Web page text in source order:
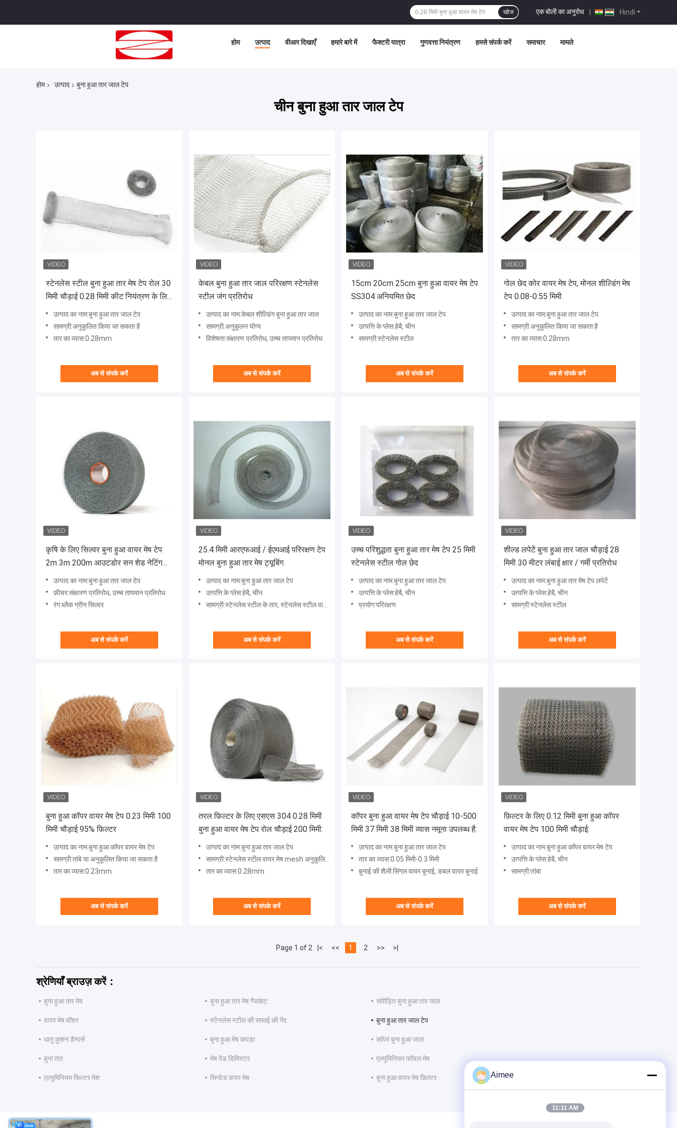
Hindi
एक बोली का अनुरोध |
खोज
होम उत्पाद वीआर दिखाएँ हमारे बारे में फैक्टरी यात्रा गुणवत्ता नियंत्रण हमसे संपर्क करें समाचार मामले
होम उत्पाद बुना हुआ तार जाल टेप
चीन बुना हुआ तार जाल टेप
स्टेनलेस स्टील बुना हुआ तार मेष टेप रोल 30
मिमी चौड़ाई 0.28 मिमी कीट नियंत्रण के लिए
उत्पाद का नाम:बुना हुआ तार जाल टेप
सामग्री:अनुकूलित किया जा सकता है
तार का व्यास:0.28mm
अब से संपर्क करें
केबल बुना हुआ तार जाल परिरक्षण स्टेनलेस
स्टील जंग प्रतिरोध
उत्पाद का नाम:केबल शील्डिंग बुना हुआ तार जाल
सामग्री:अनुकूलन योग्य
विशेषता:संक्षारण प्रतिरोध, उच्च तापमान प्रतिरोध
अब से संपर्क करें
15cm 20cm 25cm बुना हुआ वायर मेष टेप
SS304 अनियमित छेद
उत्पाद का नाम:बुना हुआ तार जाल टेप
उत्पत्ति के प्लेस:हेबै, चीन
सामग्री:स्टेनलेस स्टील
अब से संपर्क करें
गोल छेद कोर वायर मेष टेप, मोनल शील्डिंग मेष
टेप 0.08-0.55 मिमी
उत्पाद का नाम:बुना हुआ तार जाल टेप
सामग्री:अनुकूलित किया जा सकता है
तार का व्यास:0.28mm
अब से संपर्क करें
कृषि के लिए सिल्वर बुना हुआ वायर मेष टेप
2m 3m 200m आउटडोर सन शेड नेटिंग
उत्पाद का नाम:बुना हुआ तार जाल टेप
फ़ीचर:संक्षारण प्रतिरोध, उच्च तापमान प्रतिरोध
रंग:ब्लैक ग्रीन सिल्वर
अब से संपर्क करें
25.4 मिमी आरएफआई / ईएमआई परिरक्षण टेप
मोनल बुना हुआ तार मेष ट्यूबिंग
उत्पाद का नाम:बुना हुआ तार जाल टेप
उत्पत्ति के प्लेस:हेबै, चीन
सामग्री:स्टेनलेस स्टील के तार, स्टेनलेस स्टील वायर मेष
अब से संपर्क करें
उच्च परिशुद्धता बुना हुआ तार मेष टेप 25 मिमी
स्टेनलेस स्टील गोल छेद
उत्पाद का नाम:बुना हुआ तार जाल टेप
उत्पत्ति के प्लेस:हेबै, चीन
प्रयोग:परिरक्षण
अब से संपर्क करें
शील्ड लपेटें बुना हुआ तार जाल चौड़ाई 28
मिमी 30 मीटर लंबाई क्षार / गर्मी प्रतिरोध
उत्पाद का नाम:बुना हुआ तार मेष टेप लपेटें
उत्पत्ति के प्लेस:हेबै, चीन
सामग्री:स्टेनलेस स्टील
अब से संपर्क करें
बुना हुआ कॉपर वायर मेष टेप 0.23 मिमी 100
मिमी चौड़ाई 95% फ़िल्टर
उत्पाद का नाम:बुना हुआ कॉपर वायर मेष टेप
सामग्री:तांबे या अनुकूलित किया जा सकता है
तार का व्यास:0.23mm
अब से संपर्क करें
तरल फ़िल्टर के लिए एसएस 304 0.28 मिमी
बुना हुआ वायर मेष टेप रोल चौड़ाई 200 मिमी:
उत्पाद का नाम:बुना हुआ तार जाल टेप
सामग्री:स्टेनलेस स्टील वायर मेष mesh अनुकूलित किया जा सकता है
तार का व्यास:0.28mm
अब से संपर्क करें
कॉपर बुना हुआ वायर मेष टेप चौड़ाई 10-500
मिमी 37 मिमी 38 मिमी व्यास नमूना उपलब्ध है:
उत्पाद का नाम:बुना हुआ तार जाल टेप
तार का व्यास:0.05 मिमी-0.3 मिमी
बुनाई की शैली:सिंगल वायर बुनाई, डबल वायर बुनाई
अब से संपर्क करें
फ़िल्टर के लिए 0.12 मिमी बुना हुआ कॉपर
वायर मेष टेप 100 मिमी चौड़ाई:
उत्पाद का नाम:बुना हुआ कॉपर वायर मेष टेप
उत्पत्ति के प्लेस:हेबै, चीन
सामग्री:तांबा
अब से संपर्क करें
Page 1 of 2 |< << 1 2 >> >|
श्रेणियाँ ब्राउज़ करें：
बुना हुआ तार मेष बुना हुआ तार मेष गैसकेट संपीड़ित बुना हुआ तार जाल
वायर मेष वॉशर स्टेनलेस स्टील की सफाई की गेंद बुना हुआ तार जाल टेप
धातु कुशन डैम्पर्स बुना हुआ मेष कपड़ा कॉपर बुना हुआ जाल
बुना तार मेष पैड डिमिस्टर एल्युमिनियम फॉयल मेष
एल्युमिनियम फिल्टर मेश सिन्डेड वायर मेष बुना हुआ वायर मेष फ़िल्टर Aimee
11:11 AM